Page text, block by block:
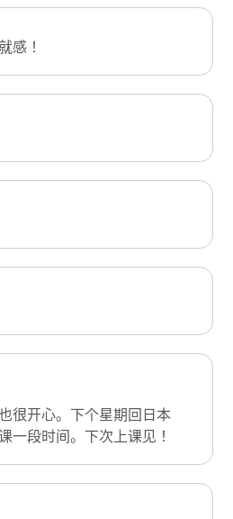
感！
很开心。下个星期回日本
一段时间。下次上课见！